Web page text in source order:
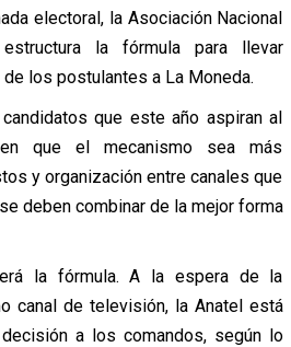
electoral, la Asociación Nacional
la fórmula para llevar
los postulantes a La Moneda.
que este año aspiran al
que el mecanismo sea más
y organización entre canales que
deben combinar de la mejor forma
la fórmula. A la espera de la
canal de televisión, la Anatel está
a los comandos, según lo